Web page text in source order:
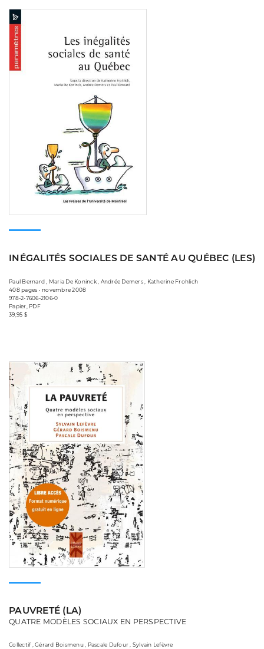
INÉGALITÉS SOCIALES DE SANTÉ AU QUÉBEC (LES)
Paul Bernard , Maria De Koninck , Andrée Demers , Katherine Frohlich
408 pages • novembre 2008
978-2-7606-2106-0
Papier, PDF
39,95 $
PAUVRETÉ (LA)
QUATRE MODÈLES SOCIAUX EN PERSPECTIVE
Collectif , Gérard Boismenu , Pascale Dufour , Sylvain Lefèvre